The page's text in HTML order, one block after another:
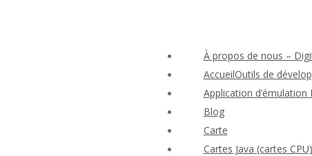
À propos de nous –
AccueilOutils de
Application d’émulation
Blog
Carte
Cartes Java (cartes CPU)